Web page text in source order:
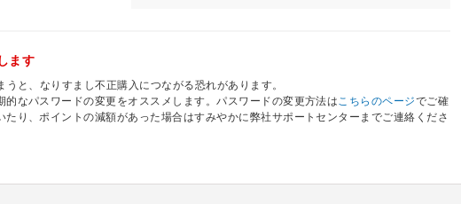
ます
と、なりすまし不正購入につながる恐れがあります。
なパスワードの変更をオススメします。パスワードの変更方法はこちらのページでご確
り、ポイントの減額があった場合はすみやかに弊社サポートセンターまでご連絡くださ